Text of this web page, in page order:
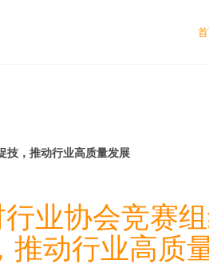
，推动行业高质量发展
业协会竞赛
推动行业高质